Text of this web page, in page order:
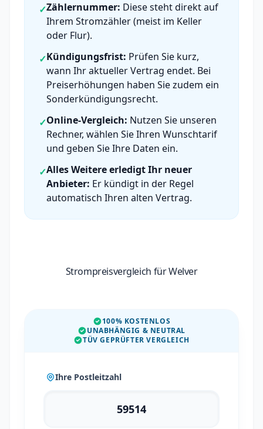
✓Zählernummer: Diese steht direkt auf
Ihrem Stromzähler (meist im Keller
oder Flur).
✓Kündigungsfrist: Prüfen Sie kurz,
wann Ihr aktueller Vertrag endet. Bei
Preiserhöhungen haben Sie zudem ein
Sonderkündigungsrecht.
✓Online-Vergleich: Nutzen Sie unseren
Rechner, wählen Sie Ihren Wunschtarif
und geben Sie Ihre Daten ein.
✓Alles Weitere erledigt Ihr neuer
Anbieter: Er kündigt in der Regel
automatisch Ihren alten Vertrag.
Strompreisvergleich für Welver
100% KOSTENLOS
UNABHÄNGIG & NEUTRAL
TÜV GEPRÜFTER VERGLEICH
Ihre Postleitzahl